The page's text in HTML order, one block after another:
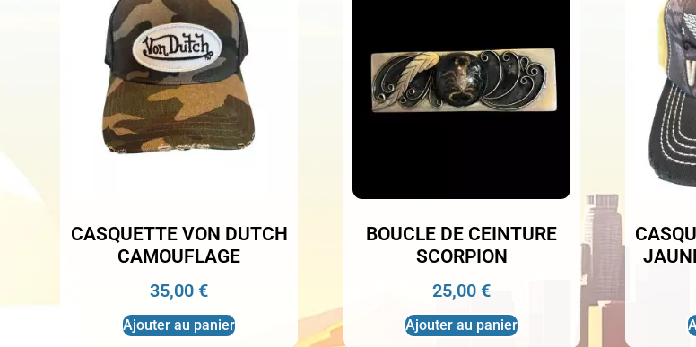
CASQUETTE VON DUTCH
CAMOUFLAGE
35,00€
Ajouter au panier
BOUCLE DE CEINTURE
SCORPION
25,00€
Ajouter au panier